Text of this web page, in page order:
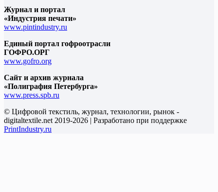
Журнал и портал
«Индустрия печати»
www.pintindustry.ru
Единый портал гофроотрасли
ГОФРО.ОРГ
www.gofro.org
Сайт и архив журнала
«Полиграфия Петербурга»
www.press.spb.ru
© Цифровой текстиль, журнал, технологии, рынок -
digitaltextile.net 2019-2026 | Разработано при поддержке
PrintIndustry.ru